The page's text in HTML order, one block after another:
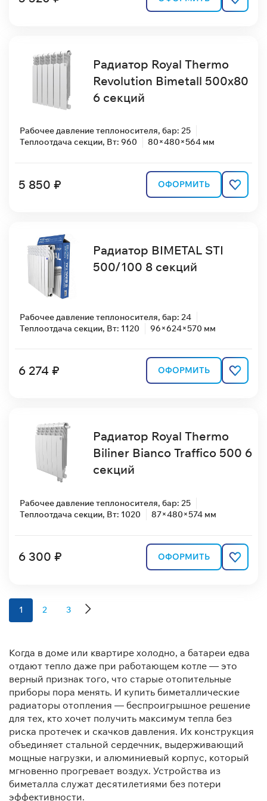
Радиатор Royal Thermo
Revolution Bimetall 500x80
6 секций
Рабочее давление теплоносителя, бар: 25
Теплоотдача секции, Вт: 960
80×480×564 мм
5 850 ₽ ОФОРМИТЬ
Радиатор BIMETAL STI
500/100 8 секций
Рабочее давление теплоносителя, бар: 24
Теплоотдача секции, Вт: 1120
96×624×570 мм
6 274 ₽ ОФОРМИТЬ
Радиатор Royal Thermo
Biliner Bianco Traffico 500 6
секций
Рабочее давление теплоносителя, бар: 25
Теплоотдача секции, Вт: 1020
87×480×574 мм
6 300 ₽ ОФОРМИТЬ
1 2 3
Когда в доме или квартире холодно, а батареи едва
отдают тепло даже при работающем котле — это
верный признак того, что старые отопительные
приборы пора менять. И купить биметаллические
радиаторы отопления — беспроигрышное решение
для тех, кто хочет получить максимум тепла без
риска протечек и скачков давления. Их конструкция
объединяет стальной сердечник, выдерживающий
мощные нагрузки, и алюминиевый корпус, который
мгновенно прогревает воздух. Устройства из
биметалла служат десятилетиями без потери
эффективности.